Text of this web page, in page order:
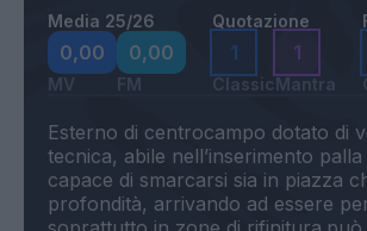
Media 25/26
0,00
MV
0,00
FM
Quotazione
1
Classic
1
Mantra
Esterno di centrocampo dotato di
tecnica, abile nell’inserimento
capace di smarcarsi sia in piazza
profondità, arrivando ad essere